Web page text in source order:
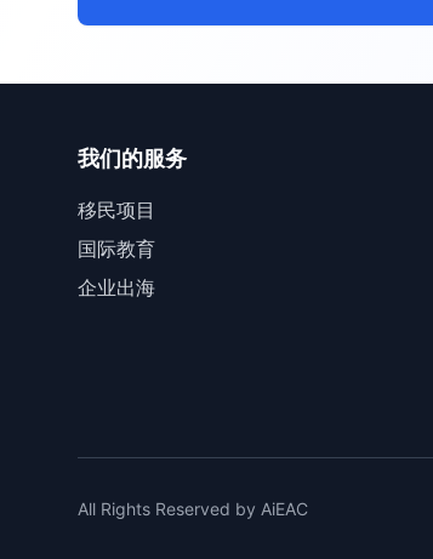
我们的服务
移民项目
国际教育
企业出海
All Rights Reserved by AiEAC